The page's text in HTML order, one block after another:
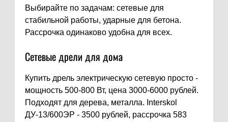
Выбирайте по задачам: сетевые для
стабильной работы, ударные для бетона.
Рассрочка одинаково удобна для всех.
Сетевые дрели для дома
Купить дрель электрическую сетевую просто -
мощность 500-800 Вт, цена 3000-6000 рублей.
Подходят для дерева, металла. Interskol
ДУ-13/600ЭР - 3500 рублей, рассрочка 583